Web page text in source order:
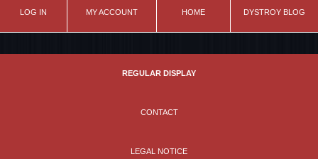
LOG IN MY ACCOUNT HOME DYSTROY BLOG
REGULAR DISPLAY
CONTACT
LEGAL NOTICE